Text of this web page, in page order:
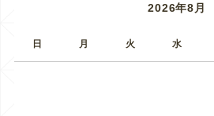
2026年8月
日 月 火 水